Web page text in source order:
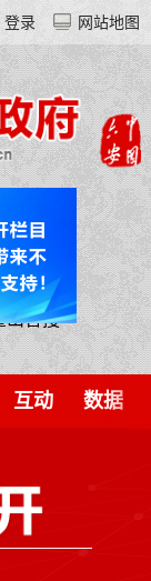
登录 网站地图
门户
山智搜
互动 数据